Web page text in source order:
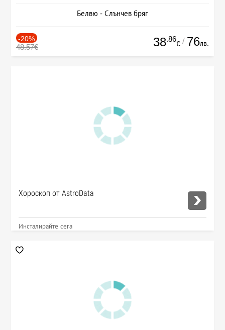
Белвю - Слънчев бряг
-20%
48.57€ 38.86
€ / 76лв.
Хороскоп от AstroData
Инсталирайте сега